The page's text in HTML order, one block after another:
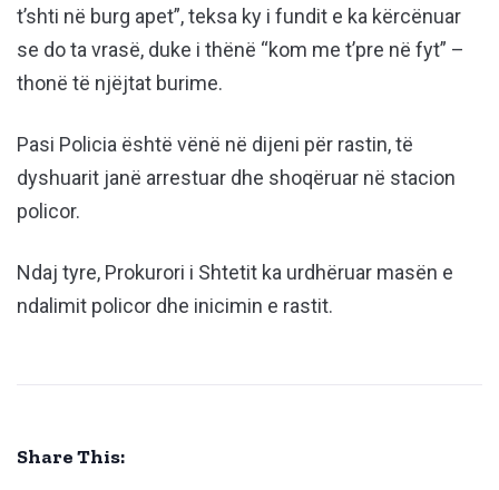
t’shti në burg apet”, teksa ky i fundit e ka kërcënuar
se do ta vrasë, duke i thënë “kom me t’pre në fyt” –
thonë të njëjtat burime.
Pasi Policia është vënë në dijeni për rastin, të
dyshuarit janë arrestuar dhe shoqëruar në stacion
policor.
Ndaj tyre, Prokurori i Shtetit ka urdhëruar masën e
ndalimit policor dhe inicimin e rastit.
Share This: